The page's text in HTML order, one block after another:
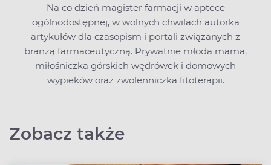
Na co dzień magister farmacji w aptece
ogólnodostępnej, w wolnych chwilach autorka
artykułów dla czasopism i portali związanych z
branżą farmaceutyczną. Prywatnie młoda mama,
miłośniczka górskich wędrówek i domowych
wypieków oraz zwolenniczka fitoterapii.
Zobacz także